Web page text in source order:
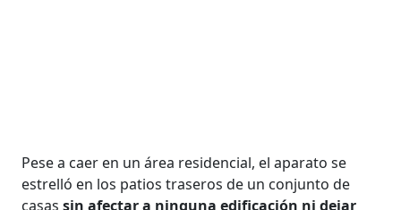
Pese a caer en un área residencial, el aparato se
estrelló en los patios traseros de un conjunto de
casassin afectar a ninguna edificación ni dejar